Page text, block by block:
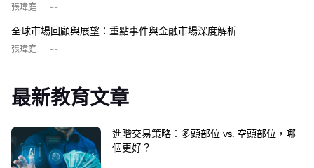
張瑋庭 --
全球市場回顧與展望：重點事件與金融市場深度解析
張瑋庭 --
最新教育文章
進階交易策略：多頭部位 vs. 空頭部位，哪
個更好？